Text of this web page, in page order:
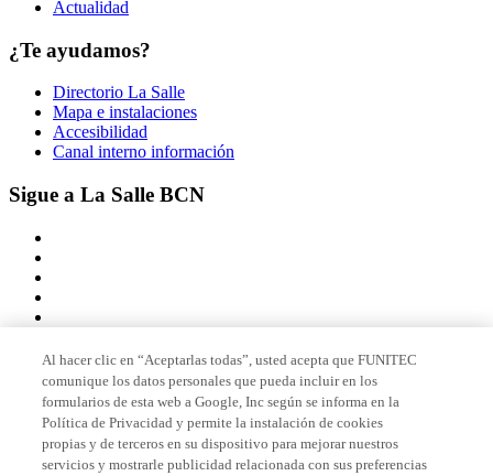
Actualidad
¿Te ayudamos?
Directorio La Salle
Mapa e instalaciones
Accesibilidad
Canal interno información
Sigue a La Salle BCN
Miembro de
Al hacer clic en “Aceptarlas todas”, usted acepta que FUNITEC
comunique los datos personales que pueda incluir en los
formularios de esta web a Google, Inc según se informa en la
Política de Privacidad y permite la instalación de cookies
propias y de terceros en su dispositivo para mejorar nuestros
servicios y mostrarle publicidad relacionada con sus preferencias